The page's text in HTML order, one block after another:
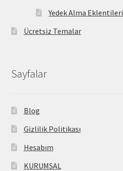
Yedek Alma Eklentileri
Ücretsiz Temalar
Sayfalar
Blog
Gizlilik Politikası
Hesabım
KURUMSAL